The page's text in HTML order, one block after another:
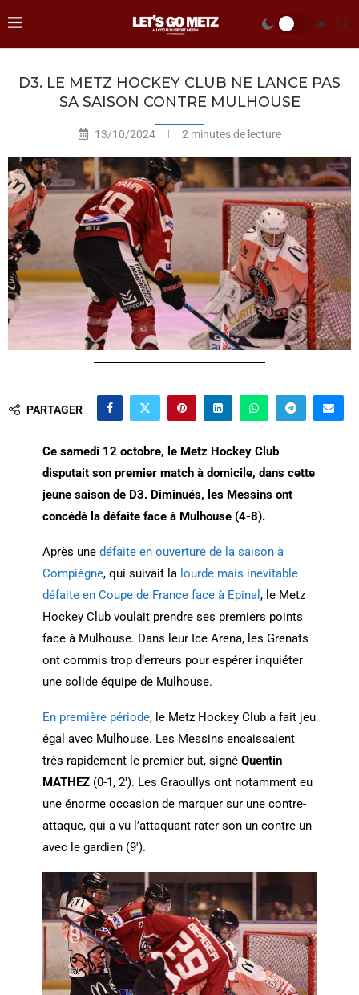
D3. LE METZ HOCKEY CLUB NE LANCE PAS
SA SAISON CONTRE MULHOUSE
13/10/2024 2 minutes de lecture
PARTAGER
Ce samedi 12 octobre, le Metz Hockey Club
disputait son premier match à domicile, dans cette
jeune saison de D3. Diminués, les Messins ont
concédé la défaite face à Mulhouse (4-8).
Après une défaite en ouverture de la saison à
Compiègne, qui suivait lalourde mais inévitable
défaite en Coupe de France face à Epinal , le Metz
Hockey Club voulait prendre ses premiers points
face à Mulhouse. Dans leur Ice Arena, les Grenats
ont commis trop d’erreurs pour espérer inquiéter
une solide équipe de Mulhouse.
En première période, le Metz Hockey Club a fait jeu
égal avec Mulhouse. Les Messins encaissaient
très rapidement le premier but, signé Quentin
MATHEZ(0-1, 2′). Les Graoullys ont notamment eu
une énorme occasion de marquer sur une contre-
attaque, qui a vu l’attaquant rater son un contre un
avec le gardien (9′).